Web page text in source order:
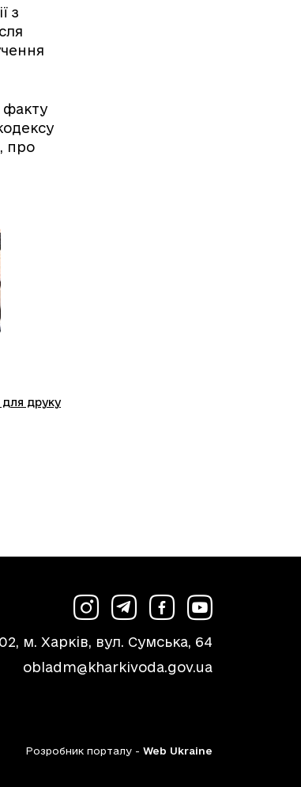
з
факту
про
для друку
м. Харків, вул. Сумська, 64
obladm@kharkivoda.gov.ua
Розробник порталу - Web Ukraine